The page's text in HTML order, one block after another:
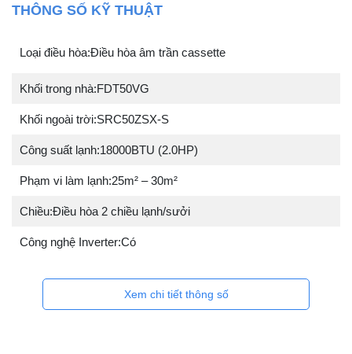
THÔNG SỐ KỸ THUẬT
Loại điều hòa:Điều hòa âm trần cassette
Khối trong nhà:FDT50VG
Khối ngoài trời:SRC50ZSX-S
Công suất lạnh:18000BTU (2.0HP)
Phạm vi làm lạnh:25m² – 30m²
Chiều:Điều hòa 2 chiều lạnh/sưởi
Công nghệ Inverter:Có
Xem chi tiết thông số